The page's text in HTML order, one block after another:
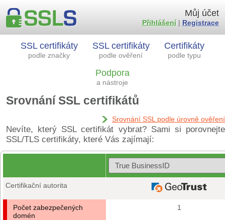
SSL certifikáty
podle značky
SSL certifikáty
podle ověření
Certifikáty
podle typu
Podpora
a nástroje
Můj účet
Přihlášení| Registrace
Srovnání SSL certifikátů
Srovnání SSL podle úrovně ověření
Nevíte, který SSL certifikát vybrat? Sami si porovnejte
SSL/TLS certifikáty, které Vás zajímají:
Certifikační autorita
Počet zabezpečených
domén
1